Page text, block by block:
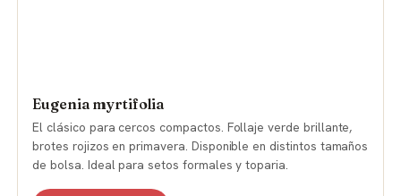
Eugenia myrtifolia
El clásico para cercos compactos. Follaje verde brillante,
brotes rojizos en primavera. Disponible en distintos tamaños
de bolsa. Ideal para setos formales y toparia.